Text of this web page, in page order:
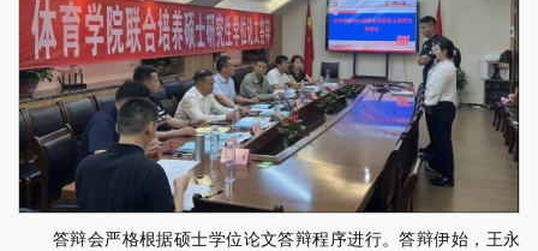
答辩会严格根据硕士学位论文答辩程序进行。答辩伊始，王永